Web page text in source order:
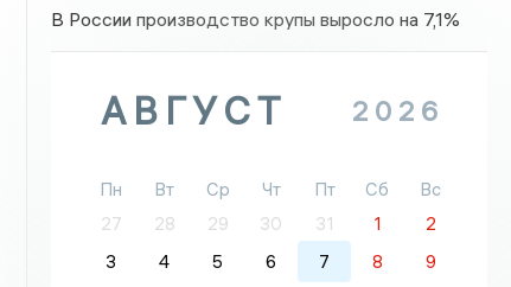
В России производство крупы выросло на 7,1%
АВГУСТ 2026
Пн Вт Ср Чт Пт Сб
Вс
27
28 29 30 31 1
2
3
4 5 6 7 8
9